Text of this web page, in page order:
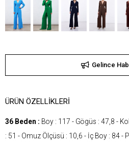
Gelince
ÜRÜN ÖZELLIKLERI
36 Beden : Boy : 117 - Gögüs : 47,8 -
: 51 - Omuz Ölçüsü : 10,6 - İç Boy : 84 -